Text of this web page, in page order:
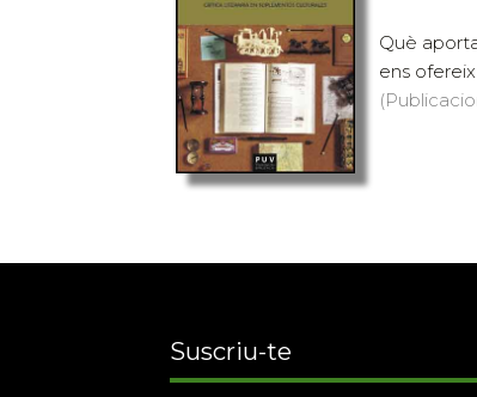
Què
ens
Suscriu-te